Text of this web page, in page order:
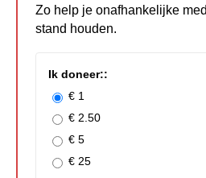
Zo help je onafhankelijke
stand houden.
Ik doneer::
€ 1
€ 2.50
€ 5
€ 25